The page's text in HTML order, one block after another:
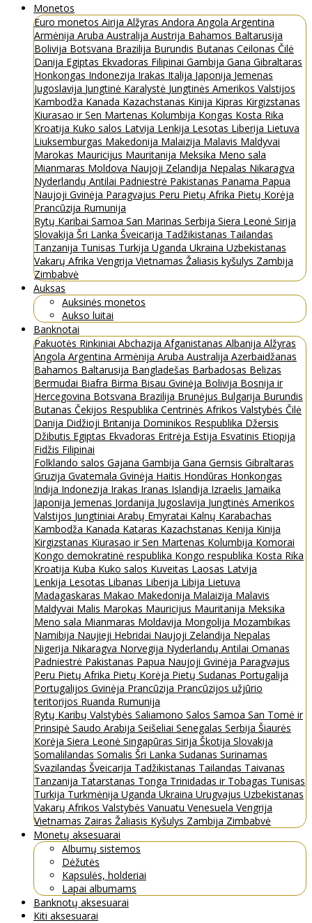
Monetos
Euro monetos Airija Alžyras Andora Angola Argentina
Armėnija Aruba Australija Austrija Bahamos Baltarusija
Bolivija Botsvana Brazilija Burundis Butanas Ceilonas Čilė
Danija Egiptas Ekvadoras Filipinai Gambija Gana Gibraltaras
Honkongas Indonezija Irakas Italija Japonija Jemenas
Jugoslavija Jungtinė Karalystė Jungtinės Amerikos Valstijos
Kambodža Kanada Kazachstanas Kinija Kipras Kirgizstanas
Kiurasao ir Sen Martenas Kolumbija Kongas Kosta Rika
Kroatija Kuko salos Latvija Lenkija Lesotas Liberija Lietuva
Liuksemburgas Makedonija Malaizija Malavis Maldyvai
Marokas Mauricijus Mauritanija Meksika Meno sala
Mianmaras Moldova Naujoji Zelandija Nepalas Nikaragva
Nyderlandų Antilai Padniestrė Pakistanas Panama Papua
Naujoji Gvinėja Paragvajus Peru Pietų Afrika Pietų Korėja
Prancūzija Rumunija
Rytų Karibai Samoa San Marinas Serbija Siera Leonė Sirija
Slovakija Šri Lanka Šveicarija Tadžikistanas Tailandas
Tanzanija Tunisas Turkija Uganda Ukraina Uzbekistanas
Vakarų Afrika Vengrija Vietnamas Žaliasis kyšulys Zambija
Zimbabvė
Auksas
Auksinės monetos
Aukso luitai
Banknotai
Pakuotės Rinkiniai Abchazija Afganistanas Albanija Alžyras
Angola Argentina Armėnija Aruba Australija Azerbaidžanas
Bahamos Baltarusija Bangladešas Barbadosas Belizas
Bermudai Biafra Birma Bisau Gvinėja Bolivija Bosnija ir
Hercegovina Botsvana Brazilija Brunėjus Bulgarija Burundis
Butanas Čekijos Respublika Centrinės Afrikos Valstybės Čilė
Danija Didžioji Britanija Dominikos Respublika Džersis
Džibutis Egiptas Ekvadoras Eritrėja Estija Esvatinis Etiopija
Fidžis Filipinai
Folklando salos Gajana Gambija Gana Gernsis Gibraltaras
Gruzija Gvatemala Gvinėja Haitis Hondūras Honkongas
Indija Indonezija Irakas Iranas Islandija Izraelis Jamaika
Japonija Jemenas Jordanija Jugoslavija Jungtinės Amerikos
Valstijos Jungtiniai Arabų Emyratai Kalnų Karabachas
Kambodža Kanada Kataras Kazachstanas Kenija Kinija
Kirgizstanas Kiurasao ir Sen Martenas Kolumbija Komorai
Kongo demokratinė respublika Kongo respublika Kosta Rika
Kroatija Kuba Kuko salos Kuveitas Laosas Latvija
Lenkija Lesotas Libanas Liberija Libija Lietuva
Madagaskaras Makao Makedonija Malaizija Malavis
Maldyvai Malis Marokas Mauricijus Mauritanija Meksika
Meno sala Mianmaras Moldavija Mongolija Mozambikas
Namibija Naujieji Hebridai Naujoji Zelandija Nepalas
Nigerija Nikaragva Norvegija Nyderlandų Antilai Omanas
Padniestrė Pakistanas Papua Naujoji Gvinėja Paragvajus
Peru Pietų Afrika Pietų Korėja Pietų Sudanas Portugalija
Portugalijos Gvinėja Prancūzija Prancūzijos užjūrio
teritorijos Ruanda Rumunija
Rytų Karibų Valstybės Saliamono Salos Samoa San Tomė ir
Prinsipė Saudo Arabija Seišeliai Senegalas Serbija Šiaurės
Korėja Siera Leonė Singapūras Sirija Škotija Slovakija
Somalilandas Somalis Šri Lanka Sudanas Surinamas
Svazilandas Šveicarija Tadžikistanas Tailandas Taivanas
Tanzanija Tatarstanas Tonga Trinidadas ir Tobagas Tunisas
Turkija Turkmėnija Uganda Ukraina Urugvajus Uzbekistanas
Vakarų Afrikos Valstybės Vanuatu Venesuela Vengrija
Vietnamas Zairas Žaliasis Kyšulys Zambija Zimbabvė
Monetų aksesuarai
Albumų sistemos
Dėžutės
Kapsulės, holderiai
Lapai albumams
Banknotų aksesuarai
Kiti aksesuarai